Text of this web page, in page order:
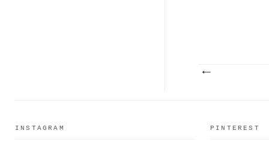
INSTAGRAM PINTEREST